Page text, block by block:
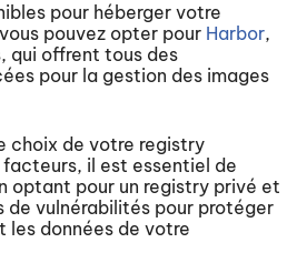
pour héberger votre
pouvez opter pour Harbor,
qui offrent tous des
pour la gestion des images
choix de votre registry
il est essentiel de
optant pour un registry privé et
de vulnérabilités pour protéger
les données de votre